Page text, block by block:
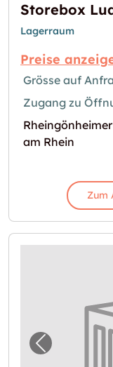
Storebox
Lagerraum
Preise
Grösse auf
Zugang zu
am Rhein
Zum
Vorheriges